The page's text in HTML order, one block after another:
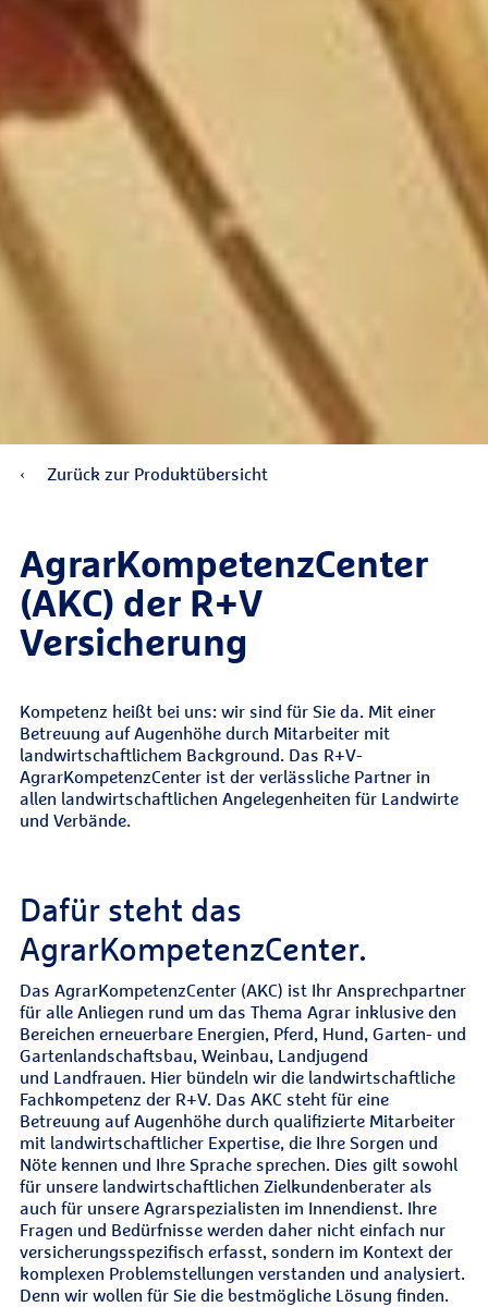
Zurück zur Produktübersicht
AgrarKompetenzCenter
(AKC) der R+V
Versicherung
Kompetenz heißt bei uns: wir sind für Sie da. Mit einer
Betreuung auf Augenhöhe durch Mitarbeiter mit
landwirtschaftlichem Background. Das R+V-
AgrarKompetenzCenter ist der verlässliche Partner in
allen landwirtschaftlichen Angelegenheiten für Landwirte
und Verbände.
Dafür steht das
AgrarKompetenzCenter.
Das AgrarKompetenzCenter (AKC) ist Ihr Ansprechpartner
für alle Anliegen rund um das Thema Agrar inklusive den
Bereichen erneuerbare Energien, Pferd, Hund, Garten- und
Gartenlandschaftsbau, Weinbau, Landjugend
und Landfrauen. Hier bündeln wir die landwirtschaftliche
Fachkompetenz der R+V. Das AKC steht für eine
Betreuung auf Augenhöhe durch qualifizierte Mitarbeiter
mit landwirtschaftlicher Expertise, die Ihre Sorgen und
Nöte kennen und Ihre Sprache sprechen. Dies gilt sowohl
für unsere landwirtschaftlichen Zielkundenberater als
auch für unsere Agrarspezialisten im Innendienst. Ihre
Fragen und Bedürfnisse werden daher nicht einfach nur
versicherungsspezifisch erfasst, sondern im Kontext der
komplexen Problemstellungen verstanden und analysiert.
Denn wir wollen für Sie die bestmögliche Lösung finden.